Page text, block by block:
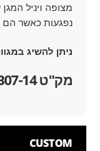
מצופה ויניל
נפגעות כאשר הם
ניתן להשיג
מק"ט MVP-KTB07-14
CUSTOM